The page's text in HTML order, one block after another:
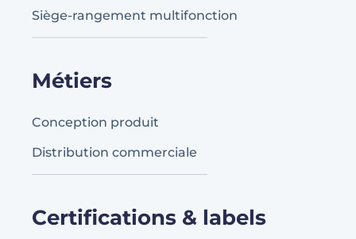
Siège-rangement multifonction
Métiers
Conception produit
Distribution commerciale
Certifications & labels